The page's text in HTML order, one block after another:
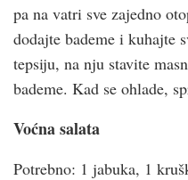
pa na vatri sve zajedno
dodajte bademe i kuhajte
tepsiju, na nju stavite
bademe. Kad se ohlade,
Voćna salata
Potrebno: 1 jabuka, 1